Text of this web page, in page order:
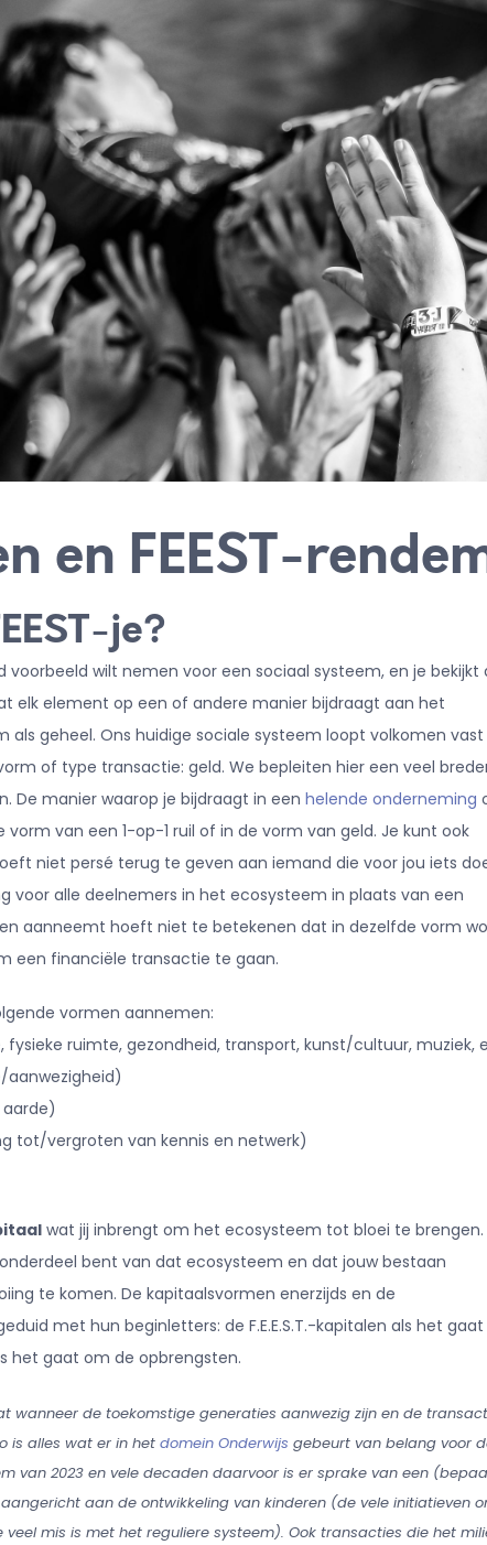
en FEEST-
je?
wilt nemen voor een sociaal systeem, en je bekijkt
elk element op een of andere manier bijdraagt aan het
geheel. Ons huidige sociale systeem loopt volkomen vast
of type transactie: geld. We bepleiten hier een veel
De manier waarop je bijdraagt in een helende onderneming
van een 1-op-1 ruil of in de vorm van geld. Je kunt ook
niet persé terug te geven aan iemand die voor jou iets
voor alle deelnemers in het ecosysteem in plaats van een
aanneemt hoeft niet te betekenen dat in dezelfde vorm
een financiële transactie te gaan.
vormen aannemen:
ruimte, gezondheid, transport, kunst/cultuur, muziek,
aanwezigheid)
tot/vergroten van kennis en netwerk)
wat jij inbrengt om het ecosysteem tot bloei te brengen.
bent van dat ecosysteem en dat jouw bestaan
te komen. De kapitaalsvormen enerzijds en de
met hun beginletters: de F.E.E.S.T.-kapitalen als het
het gaat om de opbrengsten.
wanneer de toekomstige generaties aanwezig zijn en de
is alles wat er in het domein Onderwijs gebeurt van belang voor
van 2023 en vele decaden daarvoor is er sprake van een
aan de ontwikkeling van kinderen (de vele initiatieven
mis is met het reguliere systeem). Ook transacties die het